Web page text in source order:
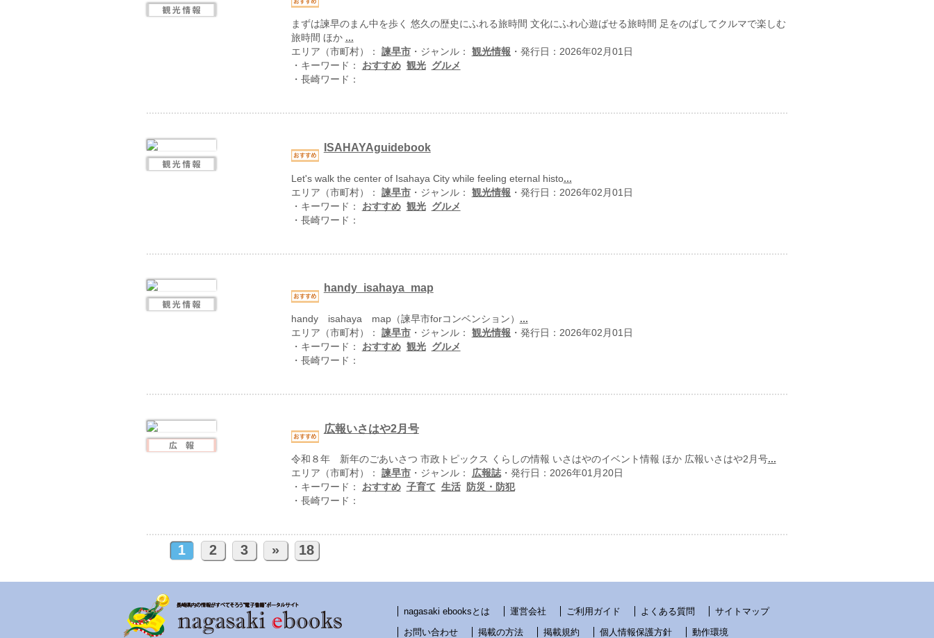
まずは諫早のまん中を歩く 悠久の歴史にふれる旅時間 文化にふれ心遊ばせる旅時間 足をのばしてクルマで楽しむ
旅時間 ほか ...
エリア（市町村）： 諫早市・ジャンル： 観光情報 ・発行日：2026年02月01日
・キーワード： おすすめ 観光
グルメ
・長崎ワード：
ISAHAYAguidebook
Let's walk the center of Isahaya City while feeling eternal histo...
エリア（市町村）： 諫早市・ジャンル： 観光情報 ・発行日：2026年02月01日
・キーワード： おすすめ 観光
グルメ
・長崎ワード：
handy_isahaya_map
handy isahaya map（諫早市forコンベンション） ...
エリア（市町村）： 諫早市・ジャンル： 観光情報 ・発行日：2026年02月01日
・キーワード： おすすめ 観光
グルメ
・長崎ワード：
広報いさはや2月号
令和８年 新年のごあいさつ 市政トピックス くらしの情報 いさはやのイベント情報 ほか 広報いさはや2月号...
エリア（市町村）： 諫早市・ジャンル： 広報誌・発行日：2026年01月20日
・キーワード： おすすめ 子育て 生活
防災・防犯
・長崎ワード：
1 2 3 » 18
nagasaki ebooksとは 運営会社 ご利用ガイド よくある質問
サイトマップ
お問い合わせ
掲載の方法 掲載規約 個人情報保護方針 動作環境